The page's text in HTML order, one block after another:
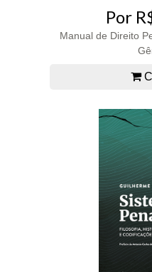
Por
Manual de Direito